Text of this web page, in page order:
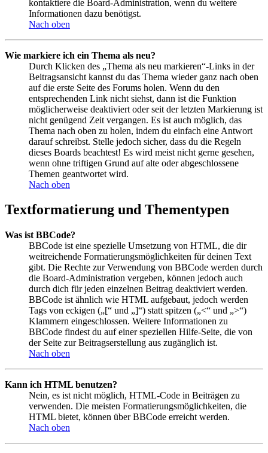
kontaktiere die Board-Administration, wenn du weitere
Informationen dazu benötigst.
Nach oben
Wie markiere ich ein Thema als neu?
Durch Klicken des „Thema als neu markieren“-Links in der
Beitragsansicht kannst du das Thema wieder ganz nach oben
auf die erste Seite des Forums holen. Wenn du den
entsprechenden Link nicht siehst, dann ist die Funktion
möglicherweise deaktiviert oder seit der letzten Markierung ist
nicht genügend Zeit vergangen. Es ist auch möglich, das
Thema nach oben zu holen, indem du einfach eine Antwort
darauf schreibst. Stelle jedoch sicher, dass du die Regeln
dieses Boards beachtest! Es wird meist nicht gerne gesehen,
wenn ohne triftigen Grund auf alte oder abgeschlossene
Themen geantwortet wird.
Nach oben
Textformatierung und Thementypen
Was ist BBCode?
BBCode ist eine spezielle Umsetzung von HTML, die dir
weitreichende Formatierungsmöglichkeiten für deinen Text
gibt. Die Rechte zur Verwendung von BBCode werden durch
die Board-Administration vergeben, können jedoch auch
durch dich für jeden einzelnen Beitrag deaktiviert werden.
BBCode ist ähnlich wie HTML aufgebaut, jedoch werden
Tags von eckigen („[“ und „]“) statt spitzen („<“ und „>“)
Klammern eingeschlossen. Weitere Informationen zu
BBCode findest du auf einer speziellen Hilfe-Seite, die von
der Seite zur Beitragserstellung aus zugänglich ist.
Nach oben
Kann ich HTML benutzen?
Nein, es ist nicht möglich, HTML-Code in Beiträgen zu
verwenden. Die meisten Formatierungsmöglichkeiten, die
HTML bietet, können über BBCode erreicht werden.
Nach oben